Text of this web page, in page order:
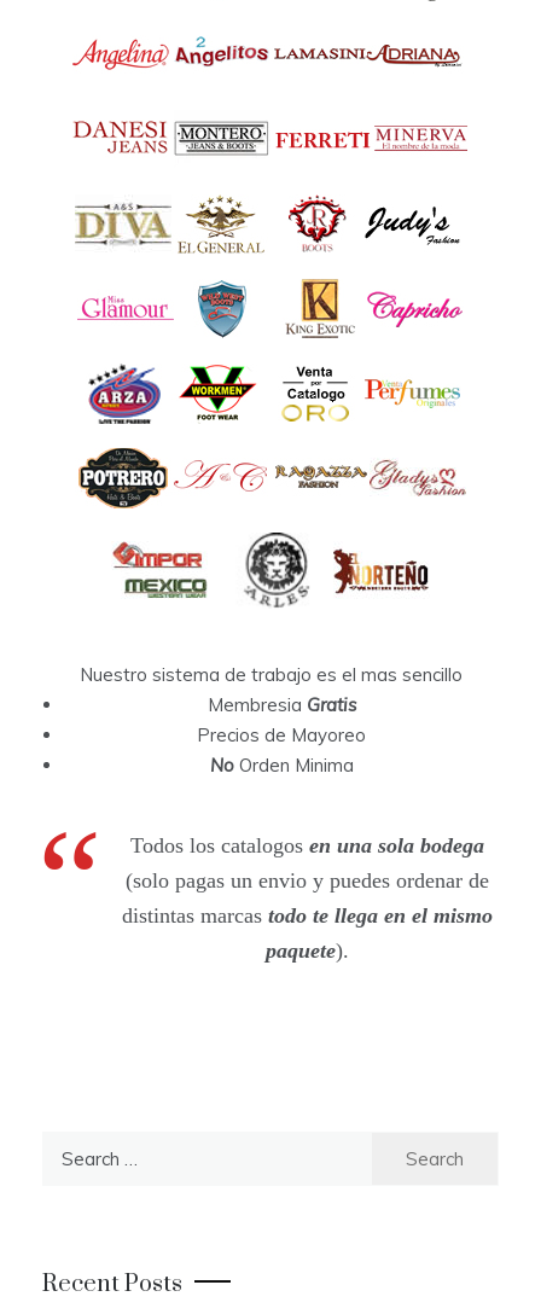
Nuestro sistema de trabajo es el mas sencillo
Membresia Gratis
Precios de Mayoreo
NoOrden Minima
Todos los catalogos en una sola bodega
(solo pagas un envio y puedes ordenar de
distintas marcastodo te llega en el mismo
paquete).
h
Recent Posts